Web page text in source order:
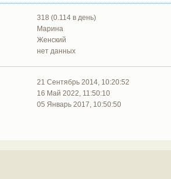
318 (0.114 в день)
Марина
Женский
нет данных
21 Сентябрь 2014, 10:20:52
16 Май 2022, 11:50:10
05 Январь 2017, 10:50:50